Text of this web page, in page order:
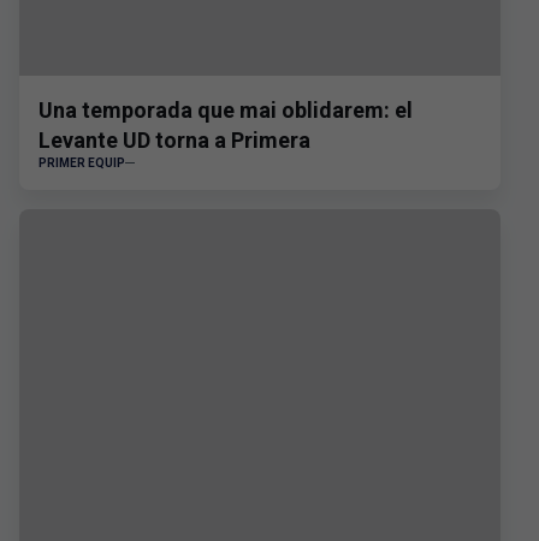
Una temporada que mai oblidarem: el
Levante UD torna a Primera
PRIMER EQUIP